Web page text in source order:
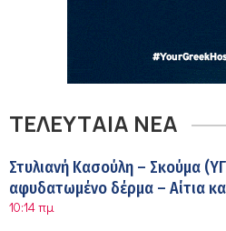
ΤΕΛΕΥΤΑΙΑ ΝΕΑ
Στυλιανή Κασούλη – Σκούμα
αφυδατωμένο δέρμα – Αίτια
10:14 πμ